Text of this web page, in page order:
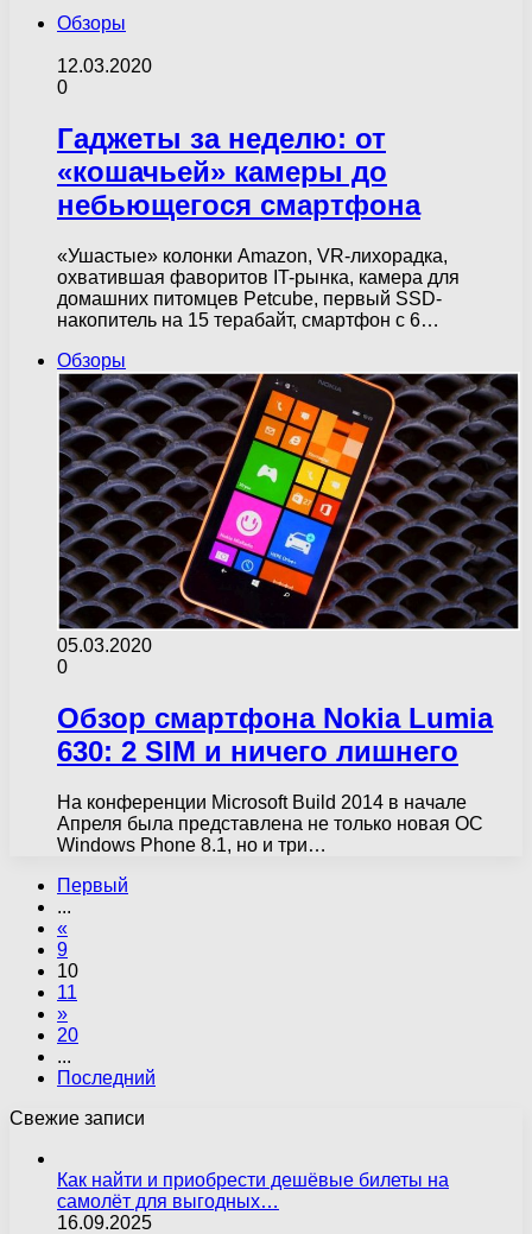
Обзоры
12.03.2020
0
Гаджеты за неделю: от
«кошачьей» камеры до
небьющегося смартфона
«Ушастые» колонки Amazon, VR-лихорадка,
охватившая фаворитов IT-рынка, камера для
домашних питомцев Petcube, первый SSD-
накопитель на 15 терабайт, смартфон с 6…
Обзоры
05.03.2020
0
Обзор смартфона Nokia Lumia
630: 2 SIM и ничего лишнего
На конференции Microsoft Build 2014 в начале
Апреля была представлена не только новая ОС
Windows Phone 8.1, но и три…
Первый
...
«
9
10
11
»
20
...
Последний
Свежие записи
Как найти и приобрести дешёвые билеты на
самолёт для выгодных…
16.09.2025